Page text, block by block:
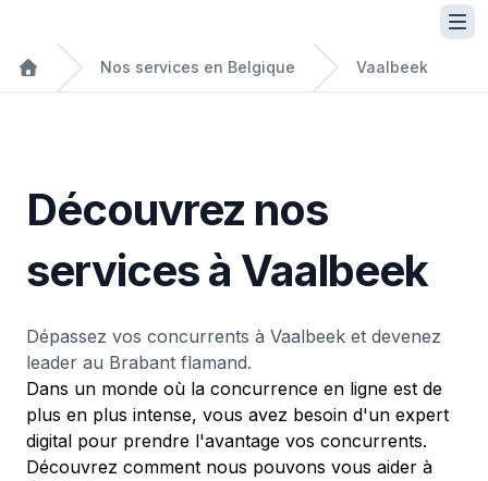
Nos services en Belgique Vaalbeek
Découvrez nos
services à Vaalbeek
Dépassez vos concurrents à Vaalbeek et devenez
leader au Brabant flamand.
Dans un monde où la concurrence en ligne est de
plus en plus intense, vous avez besoin d'un expert
digital pour prendre l'avantage vos concurrents.
Découvrez comment nous pouvons vous aider à